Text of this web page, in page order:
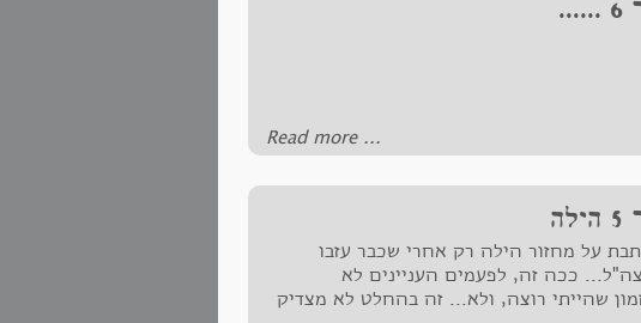
‪Read more ...‬
על מחזור הילה רק אחרי שכבר עזבו
ככה זה, לפעמים העניינים לא
שהייתי רוצה, ולא... זה בהחלט לא מצדיק